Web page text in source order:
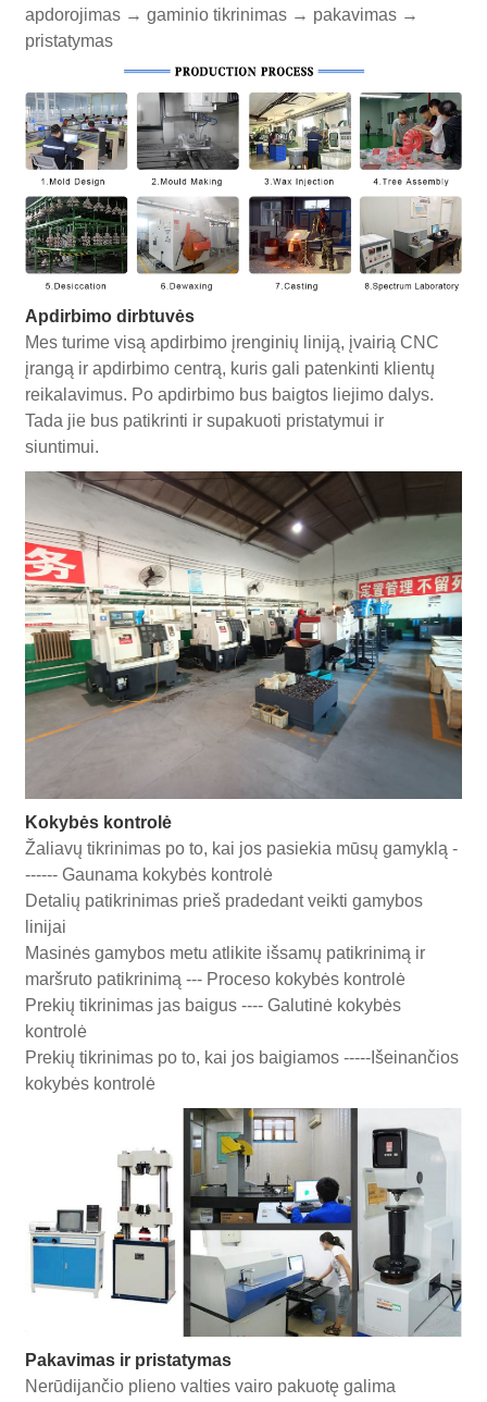
apdorojimas → gaminio tikrinimas → pakavimas →
pristatymas
Apdirbimo dirbtuvės
Mes turime visą apdirbimo įrenginių liniją, įvairią CNC
įrangą ir apdirbimo centrą, kuris gali patenkinti klientų
reikalavimus. Po apdirbimo bus baigtos liejimo dalys.
Tada jie bus patikrinti ir supakuoti pristatymui ir
siuntimui.
Kokybės kontrolė
Žaliavų tikrinimas po to, kai jos pasiekia mūsų gamyklą -
------ Gaunama kokybės kontrolė
Detalių patikrinimas prieš pradedant veikti gamybos
linijai
Masinės gamybos metu atlikite išsamų patikrinimą ir
maršruto patikrinimą --- Proceso kokybės kontrolė
Prekių tikrinimas jas baigus ---- Galutinė kokybės
kontrolė
Prekių tikrinimas po to, kai jos baigiamos -----Išeinančios
kokybės kontrolė
Pakavimas ir pristatymas
Nerūdijančio plieno valties vairo pakuotę galima